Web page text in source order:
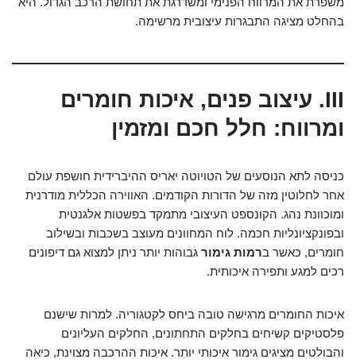
בהחלט מציגה התבגרות עיצובית מרשימה.
III. עיצוב פנים, איכות חומרים
ומרווח: חלל חכם ומזמין
כניסה לתא הנוסעים של הטויוטה יאריס ההיברידית חושפת עולם
אחר לחלוטין מזה של הדורות הקודמים. האווירה הכללית מודרנית
ומוכוונת נהג. הקונספט העיצובי מתמקד בפשטות אלגנטית
ובפונקציונליות חכמה. לוח המחוונים מעוצב בשכבות ובשילוב
חומרים, כאשר ברמות גימור גבוהות יותר ניתן למצוא גם דיפונים
רכים למגע ותפירה איכותית.
איכות החומרים מרגישה טובה ביחס לקטגוריה. למרות שישנם
פלסטיקים קשיחים בחלקים התחתונים, החלקים העליונים
והבולטים מציגים גימור איכותי יותר. איכות ההרכבה מצוינת, כיאה